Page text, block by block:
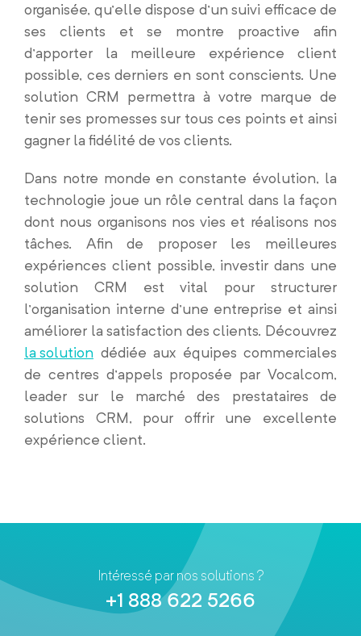
organisée, qu’elle dispose d’un suivi efficace de
ses clients et se montre proactive afin
d’apporter la meilleure expérience client
possible, ces derniers en sont conscients. Une
solution CRM permettra à votre marque de
tenir ses promesses sur tous ces points et ainsi
gagner la fidélité de vos clients.
Dans notre monde en constante évolution, la
technologie joue un rôle central dans la façon
dont nous organisons nos vies et réalisons nos
tâches. Afin de proposer les meilleures
expériences client possible, investir dans une
solution CRM est vital pour structurer
l’organisation interne d’une entreprise et ainsi
améliorer la satisfaction des clients. Découvrez
la solution dédiée aux équipes commerciales
de centres d’appels proposée par Vocalcom,
leader sur le marché des prestataires de
solutions CRM, pour offrir une excellente
expérience client.
Intéressé par nos solutions ?
+1 888 622 5266